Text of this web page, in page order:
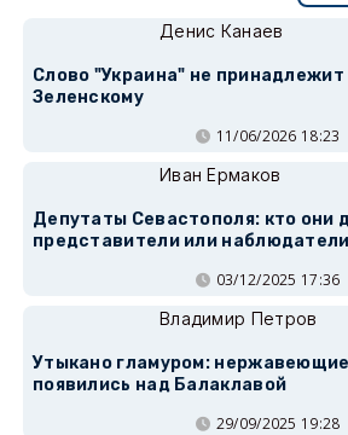
Денис Канаев
Слово "Украина" не
Зеленскому
11/06/2026 18:23
Иван Ермаков
Депутаты Севастополя: кто они
представители или
03/12/2025 17:36
Владимир Петров
Утыкано гламуром:
появились над Балаклавой
29/09/2025 19:28